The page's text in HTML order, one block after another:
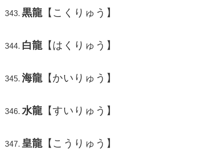
黒龍 【こくりゅう】
白龍 【はくりゅう】
海龍 【かいりゅう】
水龍 【すいりゅう】
皇龍 【こうりゅう】